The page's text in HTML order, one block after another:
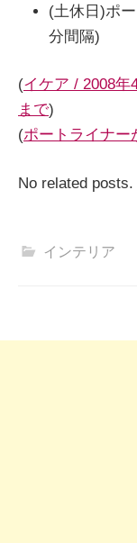
(土休日)ポ
分間隔)
(イケア / 2008年
まで)
(ポートライナー
No related posts.
インテリア